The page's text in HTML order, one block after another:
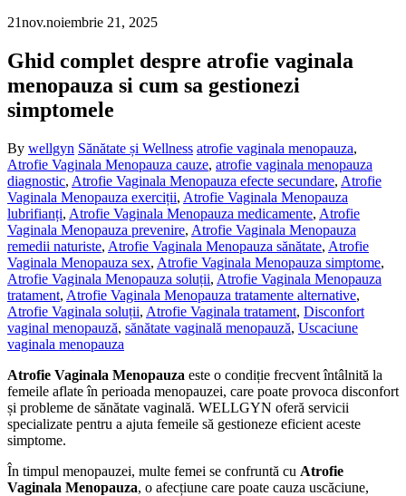
21nov.noiembrie 21, 2025
Ghid complet despre atrofie vaginala
menopauza si cum sa gestionezi
simptomele
By wellgyn Sănătate și Wellness atrofie vaginala menopauza,
Atrofie Vaginala Menopauza cauze, atrofie vaginala menopauza
diagnostic, Atrofie Vaginala Menopauza efecte secundare, Atrofie
Vaginala Menopauza exerciții, Atrofie Vaginala Menopauza
lubrifianți, Atrofie Vaginala Menopauza medicamente, Atrofie
Vaginala Menopauza prevenire, Atrofie Vaginala Menopauza
remedii naturiste, Atrofie Vaginala Menopauza sănătate, Atrofie
Vaginala Menopauza sex, Atrofie Vaginala Menopauza simptome,
Atrofie Vaginala Menopauza soluții, Atrofie Vaginala Menopauza
tratament, Atrofie Vaginala Menopauza tratamente alternative,
Atrofie Vaginala soluții, Atrofie Vaginala tratament, Disconfort
vaginal menopauză, sănătate vaginală menopauză, Uscaciune
vaginala menopauza
Atrofie Vaginala Menopauza este o condiție frecvent întâlnită la
femeile aflate în perioada menopauzei, care poate provoca disconfort
și probleme de sănătate vaginală. WELLGYN oferă servicii
specializate pentru a ajuta femeile să gestioneze eficient aceste
simptome.
În timpul menopauzei, multe femei se confruntă cu Atrofie
Vaginala Menopauza, o afecțiune care poate cauza uscăciune,